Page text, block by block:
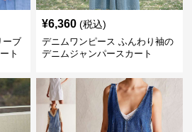
ーブ
ト
¥6,360 (税込)
デニムワンピース ふんわり袖の
デニムジャンパースカート